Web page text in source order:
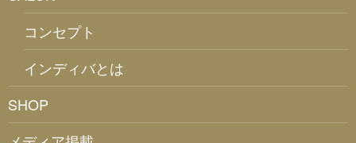
コンセプト
インディバとは
SHOP